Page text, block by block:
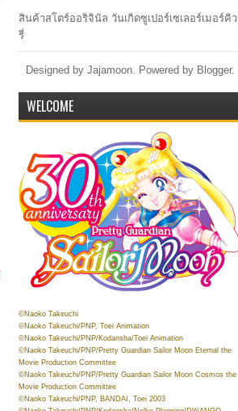
สินค้าสโตร์ออริจินัล วันเกิดซูเปอร์เซเลอร์เมอร์คิว
รี่
Designed by Jajamoon. Powered by Blogger.
WELCOME
©Naoko Takeuchi
©Naoko Takeuchi/PNP, Toei Animation
©Naoko Takeuchi/PNP/Kodansha/Toei Animation
©Naoko Takeuchi/PNP/Pretty Guardian Sailor Moon Eternal the
Movie Production Committee
©Naoko Takeuchi/PNP/Pretty Guardian Sailor Moon Cosmos the
Movie Production Committee
©Naoko Takeuchi/PNP, BANDAI, Toei 2003